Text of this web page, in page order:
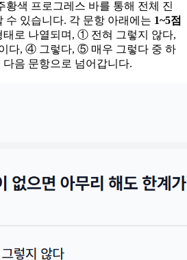
황색 프로그레스 바를 통해 전체 진
수 있습니다. 각 문항 아래에는 1~5점
태로 나열되며, ① 전혀 그렇지 않다,
다, ④ 그렇다, ⑤ 매우 그렇다 중 하
음 문항으로 넘어갑니다.